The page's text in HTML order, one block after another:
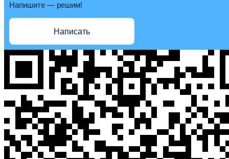
Напишите — решим!
Написать